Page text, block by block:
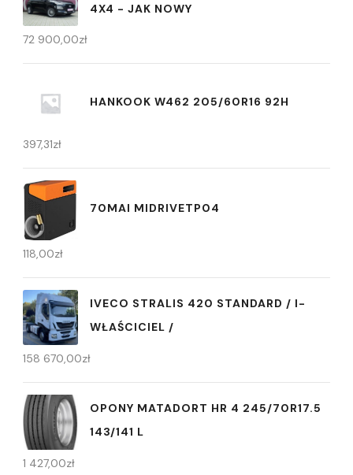
4X4 - JAK NOWY
72 900,00zł
HANKOOK W462 205/60R16 92H
397,31zł
70MAI MIDRIVETP04
118,00zł
IVECO STRALIS 420 STANDARD / I-
WŁAŚCICIEL /
158 670,00zł
OPONY MATADORT HR 4 245/70R17.5
143/141 L
1 427,00zł